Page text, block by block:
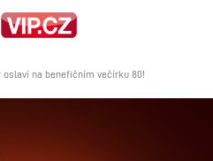
na benefičním večírku 80!